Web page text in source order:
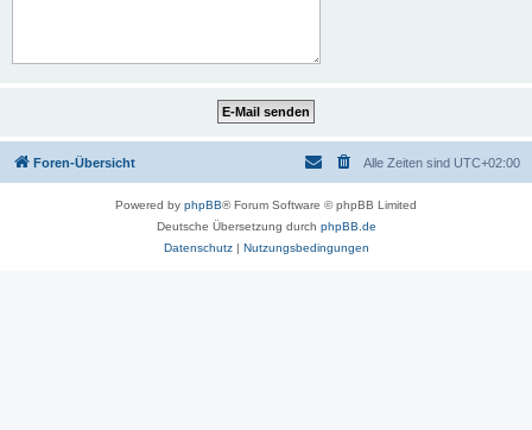
Foren-Übersicht Alle Zeiten sind UTC+02:00
Powered by phpBB® Forum Software © phpBB Limited
Deutsche Übersetzung durch phpBB.de
Datenschutz| Nutzungsbedingungen